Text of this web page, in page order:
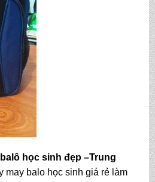
học sinh đẹp–Trung
may balo học sinh giá rẻ làm